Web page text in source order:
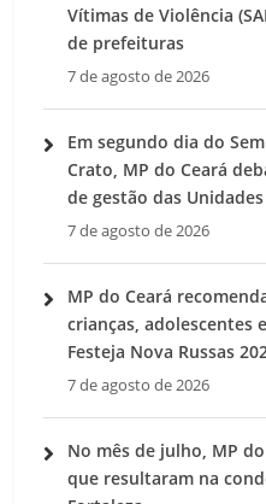
Vítimas de Violência
de prefeituras
7 de agosto de 2026
Em segundo dia do
Crato, MP do Ceará
de gestão das
7 de agosto de 2026
MP do Ceará
crianças, adolescentes
Festeja Nova Russas
7 de agosto de 2026
No mês de julho, MP
que resultaram na